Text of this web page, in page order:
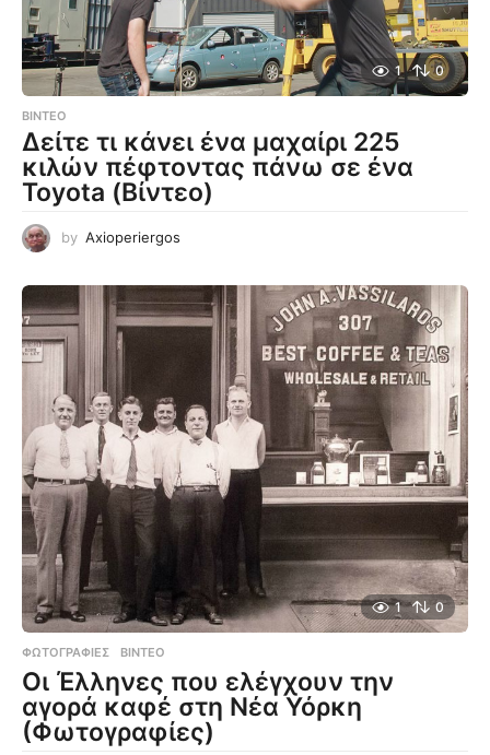
1 0
ΒΊΝΤΕΟ
Δείτε τι κάνει ένα μαχαίρι 225
κιλών πέφτοντας πάνω σε ένα
Toyota (Βίντεο)
by Axioperiergos
1 0
ΦΩΤΟΓΡΑΦΊΕΣ ,ΒΊΝΤΕΟ
Οι Έλληνες που ελέγχουν την
αγορά καφέ στη Νέα Υόρκη
(Φωτογραφίες)